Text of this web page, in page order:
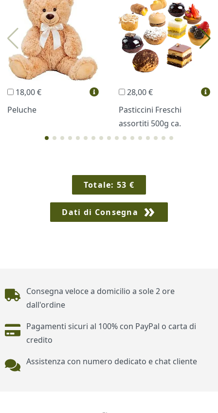
Profumi Collane Lussoni®
Trudi® THUN®
Regali Personalizzati
18,00 €
Peluche
28,00 €
Pasticcini Freschi
assortiti 500g ca.
Totale:53 €
Dati di Consegna
Piè di pagina
Consegna veloce a domicilio a sole 2 ore
dall'ordine
Pagamenti sicuri al 100% con PayPal o carta di
credito
Assistenza con numero dedicato e chat cliente